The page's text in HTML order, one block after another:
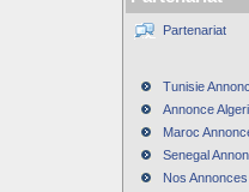
Partenariat
Tunisie
Annonce
Maroc
Senegal
Nos Annonces